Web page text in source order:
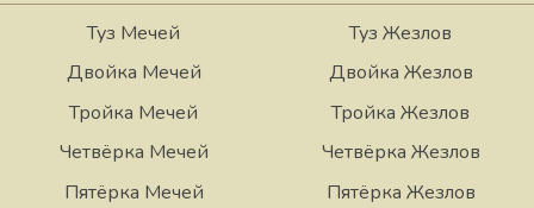
Туз Мечей
Двойка Мечей
Тройка Мечей
Четвёрка Мечей
Пятёрка Мечей
Туз Жезлов
Двойка Жезлов
Тройка Жезлов
Четвёрка Жезлов
Пятёрка Жезлов